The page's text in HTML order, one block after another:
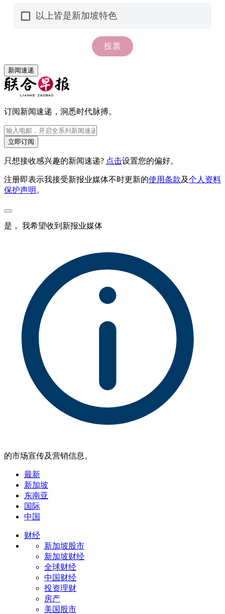
新闻速递
订阅新闻速递，洞悉时代脉搏。
立即订阅
只想接收感兴趣的新闻速递? 点击设置您的偏好。
注册即表示我接受新报业媒体不时更新的使用条款及个人资料
保护声明。
是， 我希望收到新报业媒体
的市场宣传及营销信息。
最新
新加坡
东南亚
国际
中国
财经
新加坡股市
新加坡财经
全球财经
中国财经
投资理财
房产
美国股市